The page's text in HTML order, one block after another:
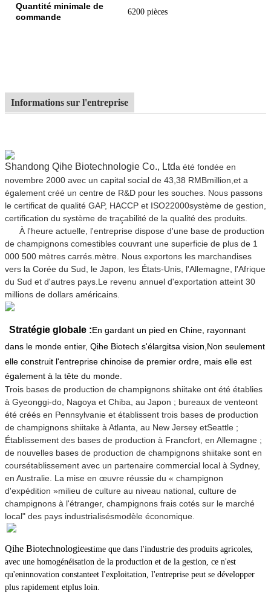
Quantité minimale de
commande
6200 pièces
Informations sur l'entreprise
Shandong Qihe Biotechnologie Co., Ltda été fondée en
novembre 2000 avec un capital social de 43,38 RMBmillion, et a
également créé un centre de R&D pour les souches. Nous passons
le certificat de qualité GAP, HACCP et ISO22000système de gestion,
certification du système de traçabilité de la qualité des produits.
À l'heure actuelle, l'entreprise dispose d'une base de production
de champignons comestibles couvrant une superficie de plus de 1
000 500 mètres carrés. mètre. Nous exportons les marchandises
vers la Corée du Sud, le Japon, les États-Unis, l'Allemagne, l'Afrique
du Sud et d'autres pays. Le revenu annuel d'exportation atteint 30
millions de dollars américains.
Stratégie globale :En gardant un pied en Chine, rayonnant
dans le monde entier, Qihe Biotech s'élargitsa vision, Non seulement
elle construit l'entreprise chinoise de premier ordre, mais elle est
également à la tête du monde.
Trois bases de production de champignons shiitake ont été établies
à Gyeonggi-do, Nagoya et Chiba, au Japon ; bureaux de venteont
été créés en Pennsylvanie et établissent trois bases de production
de champignons shiitake à Atlanta, au New Jersey etSeattle ;
Établissement des bases de production à Francfort, en Allemagne ;
de nouvelles bases de production de champignons shiitake sont en
coursétablissement avec un partenaire commercial local à Sydney,
en Australie. La mise en œuvre réussie du « champignon
d'expédition »milieu de culture au niveau national, culture de
champignons à l'étranger, champignons frais cotés sur le marché
local" des pays industrialisésmodèle économique.
Qihe Biotechnologieestime que dans l'industrie des produits agricoles,
avec une homogénéisation de la production et de la gestion, ce n'est
qu'eninnovation constanteet l'exploitation, l'entreprise peut se développer
plus rapidement etplus loin.